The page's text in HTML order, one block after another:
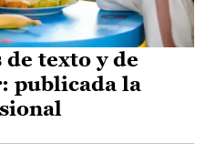
texto y de
publicada la